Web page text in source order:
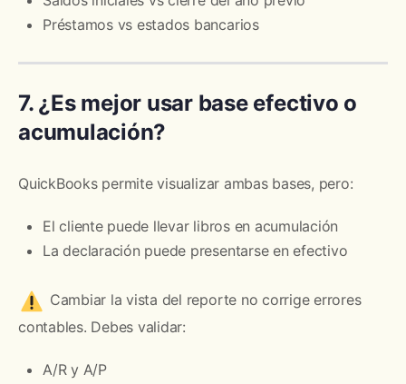
Préstamos vs estados bancarios
7. ¿Es mejor usar base efectivo o
acumulación?
QuickBooks permite visualizar ambas bases, pero:
El cliente puede llevar libros en acumulación
La declaración puede presentarse en efectivo
Cambiar la vista del reporte no corrige errores
contables. Debes validar:
A/R y A/P